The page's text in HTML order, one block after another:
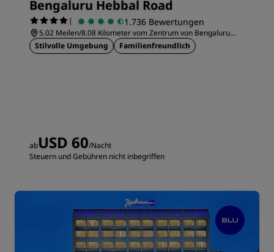
Bengaluru Hebbal Road
| 1.736 Bewertungen
5.02 Meilen/8.08 Kilometer vom Zentrum von Bengaluru
entfernt
Stilvolle Umgebung Familienfreundlich
abUSD 60/Nacht
Steuern und Gebühren nicht inbegriffen